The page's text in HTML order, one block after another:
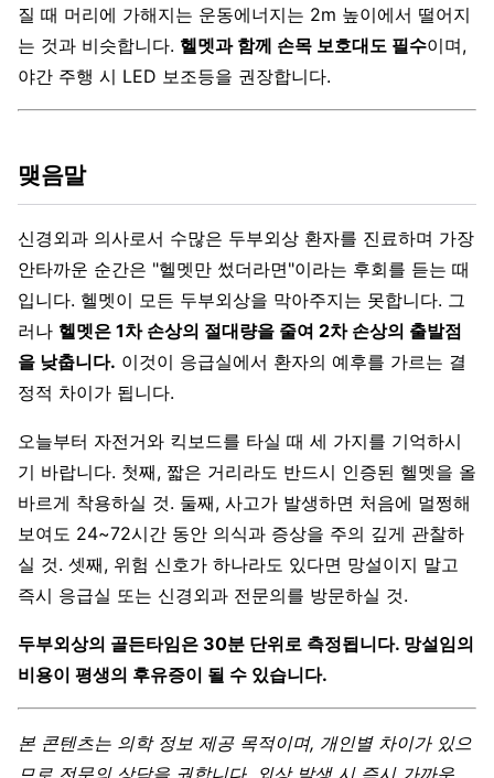
질 때 머리에 가해지는 운동에너지는 2m 높이에서 떨어지
는 것과 비슷합니다. 헬멧과 함께 손목 보호대도 필수이며,
야간 주행 시 LED 보조등을 권장합니다.
맺음말
신경외과 의사로서 수많은 두부외상 환자를 진료하며 가장
안타까운 순간은 "헬멧만 썼더라면"이라는 후회를 듣는 때
입니다. 헬멧이 모든 두부외상을 막아주지는 못합니다. 그
러나 헬멧은 1차 손상의 절대량을 줄여 2차 손상의 출발점
을 낮춥니다. 이것이 응급실에서 환자의 예후를 가르는 결
정적 차이가 됩니다.
오늘부터 자전거와 킥보드를 타실 때 세 가지를 기억하시
기 바랍니다. 첫째, 짧은 거리라도 반드시 인증된 헬멧을 올
바르게 착용하실 것. 둘째, 사고가 발생하면 처음에 멀쩡해
보여도 24~72시간 동안 의식과 증상을 주의 깊게 관찰하
실 것. 셋째, 위험 신호가 하나라도 있다면 망설이지 말고
즉시 응급실 또는 신경외과 전문의를 방문하실 것.
두부외상의 골든타임은 30분 단위로 측정됩니다. 망설임의
비용이 평생의 후유증이 될 수 있습니다.
본 콘텐츠는 의학 정보 제공 목적이며, 개인별 차이가 있으